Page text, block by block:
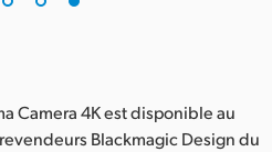
Camera 4K est disponible au
Blackmagic Design du